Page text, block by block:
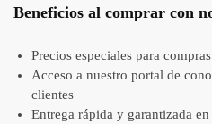
Beneficios al comprar con
Precios especiales para
Acceso a nuestro portal de
clientes
Entrega rápida y garantizada